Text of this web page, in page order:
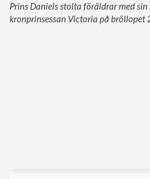
Prins Daniels stolta föräldrar med
kronprinsessan Victoria på bröllopet